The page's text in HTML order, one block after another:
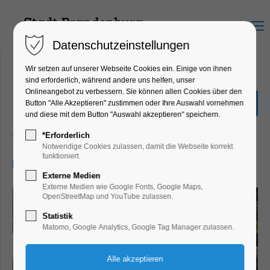
Menu
Kriminal-Dinner: "Mord in
der Promiklapse"
Schiffrundfahrt, Theater, Bühne
Datenschutzeinstellungen
Wir setzen auf unserer Webseite Cookies ein. Einige von ihnen
sind erforderlich, während andere uns helfen, unser
Onlineangebot zu verbessern. Sie können allen Cookies über den
Button "Alle Akzeptieren" zustimmen oder Ihre Auswahl vornehmen
und diese mit dem Button "Auswahl akzeptieren" speichern.
*Erforderlich
Notwendige Cookies zulassen, damit die Webseite korrekt
funktioniert.
Externe Medien
Externe Medien wie Google Fonts, Google Maps,
OpenStreetMap und YouTube zulassen.
Statistik
Matomo, Google Analytics, Google Tag Manager zulassen.